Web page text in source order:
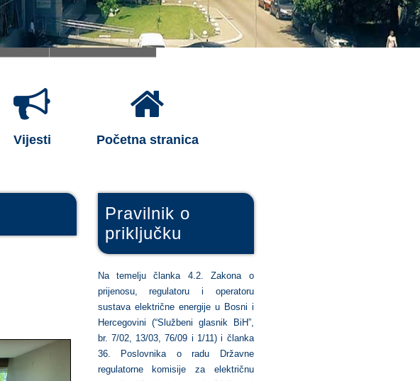
Vijesti Početna stranica
Pravilnik o
priključku
Na temelju članka 4.2. Zakona o
prijenosu, regulatoru i operatoru
sustava električne energije u Bosni i
Hercegovini (“Službeni glasnik BiH”,
br. 7/02, 13/03, 76/09 i 1/11) i članka
36. Poslovnika o radu Državne
regulatorne komisije za električnu